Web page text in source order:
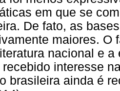
em que se
De fato, as
maiores. O
nacional e
recebido interesse
brasileira ainda é